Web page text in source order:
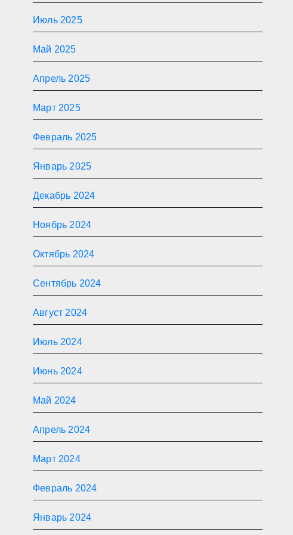
Июль 2025
Май 2025
Апрель 2025
Март 2025
Февраль 2025
Январь 2025
Декабрь 2024
Ноябрь 2024
Октябрь 2024
Сентябрь 2024
Август 2024
Июль 2024
Июнь 2024
Май 2024
Апрель 2024
Март 2024
Февраль 2024
Январь 2024